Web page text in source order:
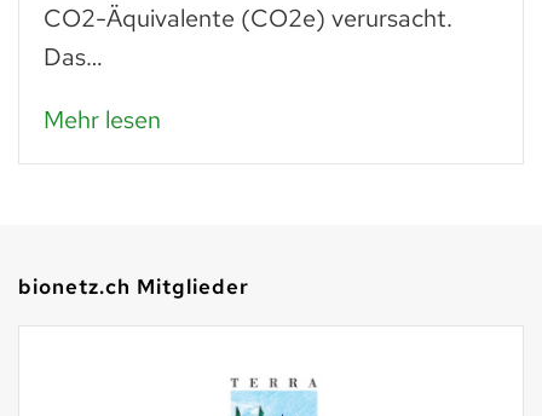
CO2-Äquivalente (CO2e) verursacht.
Das…
Mehr lesen
bionetz.ch Mitglieder